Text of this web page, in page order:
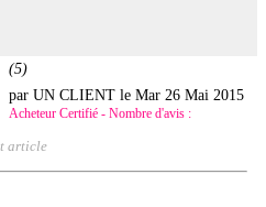
(5)
par UN CLIENT leMar 26 Mai 2015
Acheteur Certifié - Nombre d'avis :
article